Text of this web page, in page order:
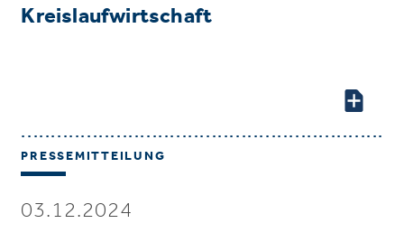
Kreislaufwirtschaft
PRESSEMITTEILUNG
03.12.2024